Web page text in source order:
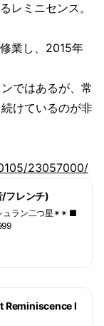
レミニセンス。
業し、2015年
ではあるが、常
けているのが非
23057000/
/フレンチ)
ン二つ星✴︎✴︎ ■
Reminiscence l